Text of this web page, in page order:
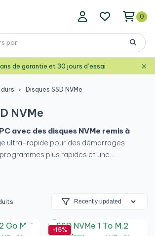
0
ans de garantie et 30 jours d’essai ×
durs Disques SSD NVMe
NVMe
avec des disques NVMe remis à
ultra-rapide pour des démarrages
plus rapides et une
Parfait pour une mise à niveau sans
-15%